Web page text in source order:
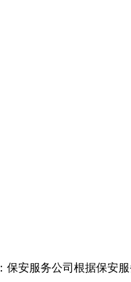
保安服务公司根据保安